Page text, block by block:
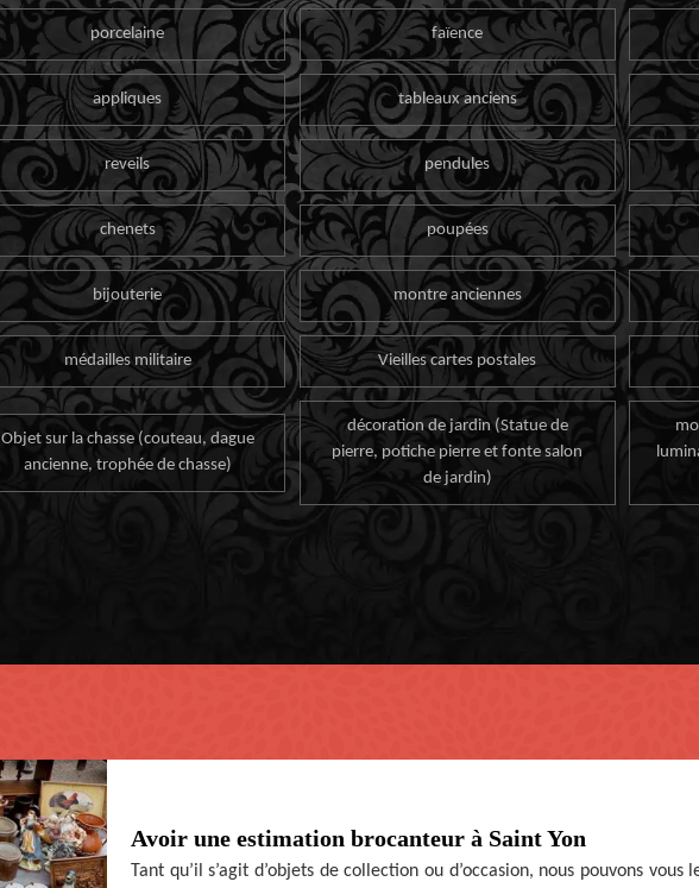
porcelaine faïence
appliques tableaux anciens
reveils pendules
chenets poupées
bijouterie montre anciennes
médailles militaire Vieilles cartes postales
Objet sur la chasse (couteau, dague
ancienne, trophée de chasse)
décoration de jardin (Statue de
pierre, potiche pierre et fonte salon
de jardin)
Avoir une estimation brocanteur à Saint Yon
Tant qu’il s’agit d’objets de collection ou d’occasion, nous pouvons